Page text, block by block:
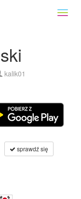
kalik01
sprawdź się